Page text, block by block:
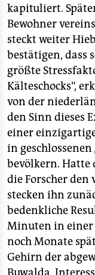
epaper login
kapituliert.
Bewohner
steckt weiter
bestätigen, dass
größte
Kälteschocks“,
von der
den Sinn dieses
einer
in
bevölkern.
die Forscher
stecken ihn
bedenkliche
Minuten in
noch Monate
Gehirn der